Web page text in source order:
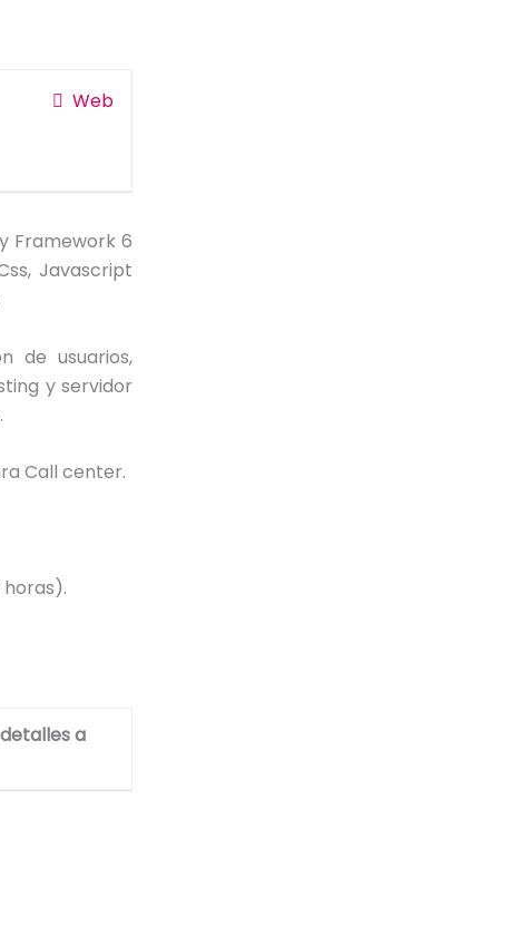
Web
Framework 6
Javascript
de usuarios,
y servidor
Call center.
a